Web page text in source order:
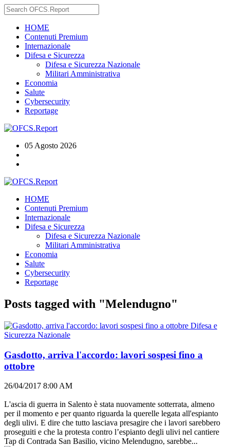
HOME
Contenuti Premium
Internazionale
Difesa e Sicurezza
Difesa e Sicurezza Nazionale
Militari Amministrativa
Economia
Salute
Cybersecurity
Reportage
05 Agosto 2026
HOME
Contenuti Premium
Internazionale
Difesa e Sicurezza
Difesa e Sicurezza Nazionale
Militari Amministrativa
Economia
Salute
Cybersecurity
Reportage
Posts tagged with "Melendugno"
Difesa e
Sicurezza Nazionale
Gasdotto, arriva l'accordo: lavori sospesi fino a
ottobre
26/04/2017 8:00 AM
L'ascia di guerra in Salento è stata nuovamente sotterrata, almeno
per il momento e per quanto riguarda la querelle legata all'espianto
degli ulivi. E dire che tutto lasciava presagire che i lavori sarebbero
proseguiti e che la protesta contro l’espianto degli ulivi nel cantiere
Tap di Contrada San Basilio, vicino Melendugno, sarebbe...